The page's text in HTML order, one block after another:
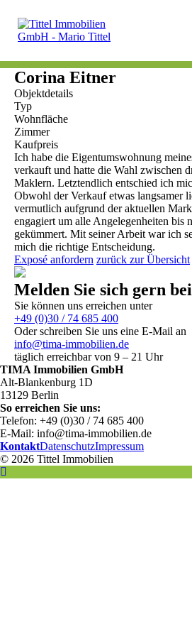
Corina Eitner
Objektdetails
Typ
Wohnfläche
Zimmer
Kaufpreis
Ich habe die Eigentumswohnung
verkauft und hatte die Wahl zwischen
Maklern. Letztendlich entschied ich
Obwohl der Verkauf etwas langsamer
vermutlich aufgrund der aktuellen
engagiert um alle Angelegenheiten bis
gekümmert. Mit seiner Arbeit war ich
mich die richtige Entscheidung.
Exposé anfordern zurück zur Übersicht
Melden Sie sich gern
Sie können uns erreichen unter
+49 (0)30 / 74 685 400
Oder schreiben Sie uns eine E-Mail an
info@tima-immobilien.de
täglich erreichbar von 9 – 21 Uhr
TIMA Immobilien GmbH
Alt-Blankenburg 1D
13129 Berlin
So erreichen Sie uns:
Telefon: +49 (0)30 / 74 685 400
E-Mail: info@tima-immobilien.de
KontaktDatenschutzImpressum
© 2026 Tittel Immobilien